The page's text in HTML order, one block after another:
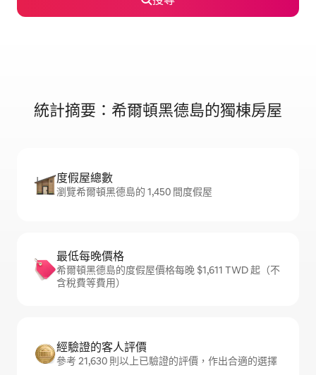
統計摘要：希爾頓黑德島的獨棟房屋
度假屋總數
瀏覽希爾頓黑德島的 1,450 間度假屋
最低每晚價格
希爾頓黑德島的度假屋價格每晚 $1,611 TWD 起（不
含稅費等費用）
經驗證的客人評價
參考 21,630 則以上已驗證的評價，作出合適的選擇